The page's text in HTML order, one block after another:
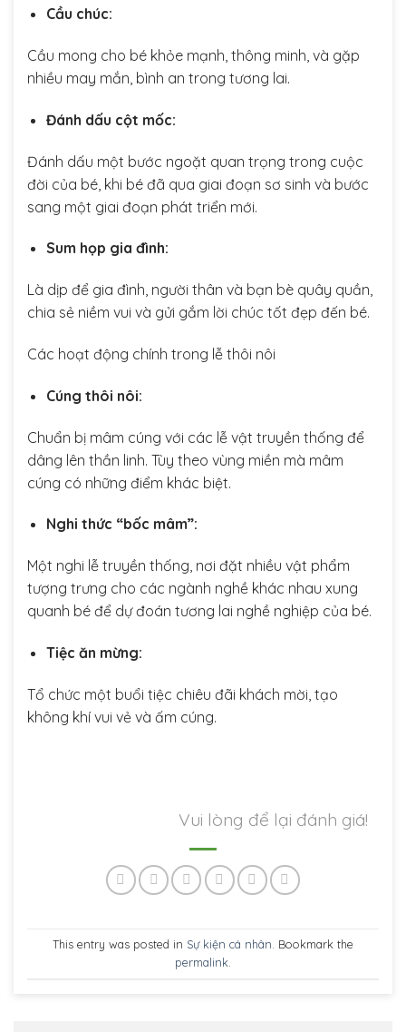
Cầu chúc:
Cầu mong cho bé khỏe mạnh, thông minh, và gặp
nhiều may mắn, bình an trong tương lai.
Đánh dấu cột mốc:
Đánh dấu một bước ngoặt quan trọng trong cuộc
đời của bé, khi bé đã qua giai đoạn sơ sinh và bước
sang một giai đoạn phát triển mới.
Sum họp gia đình:
Là dịp để gia đình, người thân và bạn bè quây quần,
chia sẻ niềm vui và gửi gắm lời chúc tốt đẹp đến bé.
Các hoạt động chính trong lễ thôi nôi
Cúng thôi nôi:
Chuẩn bị mâm cúng với các lễ vật truyền thống để
dâng lên thần linh. Tùy theo vùng miền mà mâm
cúng có những điểm khác biệt.
Nghi thức “bốc mâm”:
Một nghi lễ truyền thống, nơi đặt nhiều vật phẩm
tượng trưng cho các ngành nghề khác nhau xung
quanh bé để dự đoán tương lai nghề nghiệp của bé.
Tiệc ăn mừng:
Tổ chức một buổi tiệc chiêu đãi khách mời, tạo
không khí vui vẻ và ấm cúng.
Vui lòng để lại đánh giá!
This entry was posted in Sự kiện cá nhân . Bookmark the
permalink